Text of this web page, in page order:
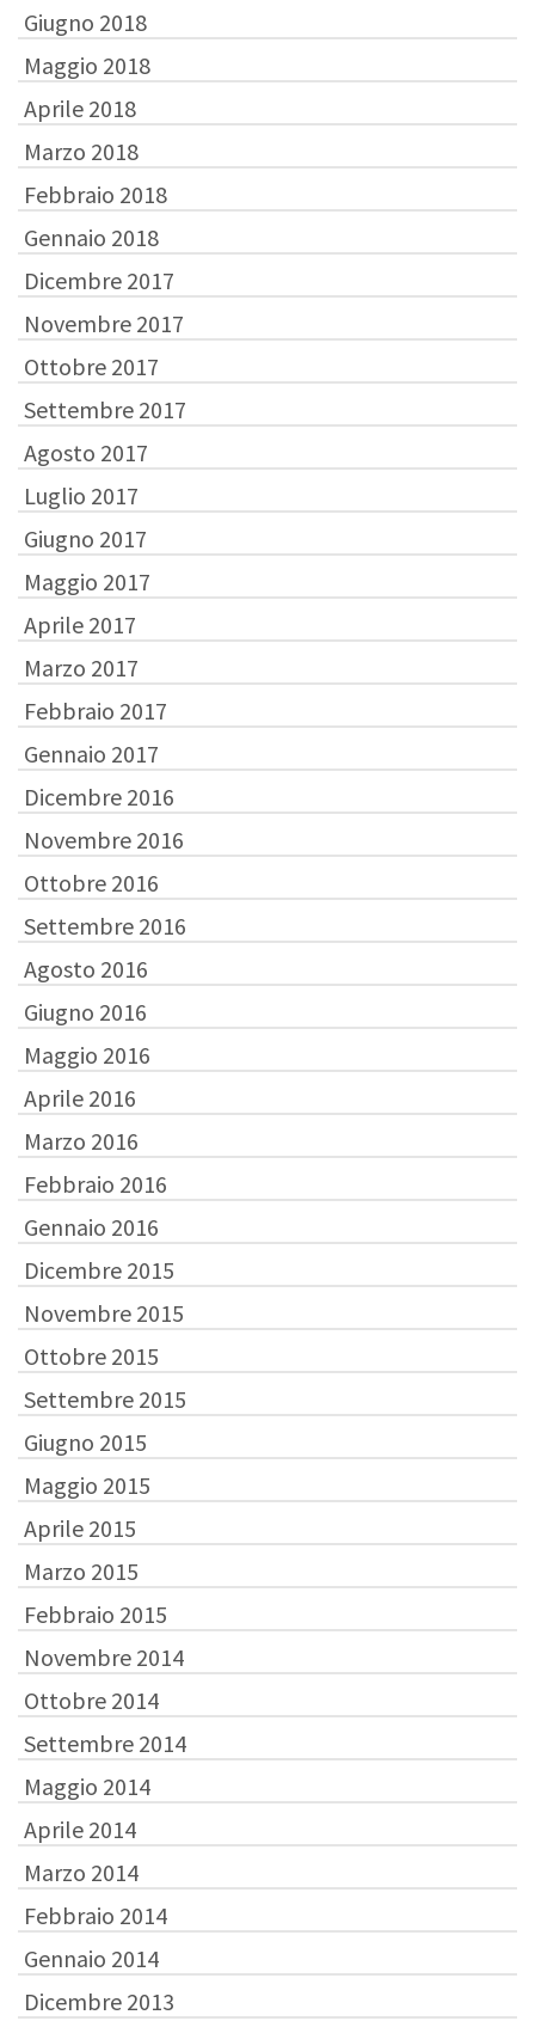
Giugno 2018
Maggio 2018
Aprile 2018
Marzo 2018
Febbraio 2018
Gennaio 2018
Dicembre 2017
Novembre 2017
Ottobre 2017
Settembre 2017
Agosto 2017
Luglio 2017
Giugno 2017
Maggio 2017
Aprile 2017
Marzo 2017
Febbraio 2017
Gennaio 2017
Dicembre 2016
Novembre 2016
Ottobre 2016
Settembre 2016
Agosto 2016
Giugno 2016
Maggio 2016
Aprile 2016
Marzo 2016
Febbraio 2016
Gennaio 2016
Dicembre 2015
Novembre 2015
Ottobre 2015
Settembre 2015
Giugno 2015
Maggio 2015
Aprile 2015
Marzo 2015
Febbraio 2015
Novembre 2014
Ottobre 2014
Settembre 2014
Maggio 2014
Aprile 2014
Marzo 2014
Febbraio 2014
Gennaio 2014
Dicembre 2013